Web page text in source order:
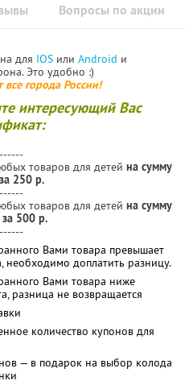
Вопросы по акции
для IOS или Android и
Это удобно :)
все города России!
интересующий Вас
товаров для детей на сумму
250 р.
товаров для детей на сумму
500 р.
Вами товара превышает
необходимо доплатить разницу.
Вами товара ниже
разница не возвращается
количество купонов для
— в подарок на выбор колода